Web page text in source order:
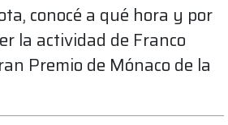
conocé a qué hora y por
la actividad de Franco
Premio de Mónaco de la